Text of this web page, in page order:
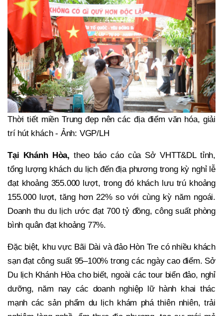
Thời tiết miền Trung đẹp nên các địa điểm văn hóa, giải
trí hút khách - Ảnh: VGP/LH
Tại Khánh Hòa, theo báo cáo của Sở VHTT&DL tỉnh,
tổng lượng khách du lịch đến địa phương trong kỳ nghỉ lễ
đạt khoảng 355.000 lượt, trong đó khách lưu trú khoảng
155.000 lượt, tăng hơn 22% so với cùng kỳ năm ngoái.
Doanh thu du lịch ước đạt 700 tỷ đồng, công suất phòng
bình quân đạt khoảng 77%.
Đặc biệt, khu vực Bãi Dài và đảo Hòn Tre có nhiều khách
sạn đạt công suất 95–100% trong các ngày cao điểm. Sở
Du lịch Khánh Hòa cho biết, ngoài các tour biển đảo, nghỉ
dưỡng, năm nay các doanh nghiệp lữ hành khai thác
mạnh các sản phẩm du lịch khám phá thiên nhiên, trải